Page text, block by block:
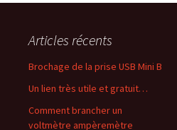
Articles récents
Brochage de la prise USB Mini B
Un lien très utile et gratuit…
Comment brancher un
voltmètre ampèremètre